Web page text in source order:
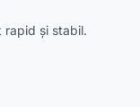
rapid și stabil.